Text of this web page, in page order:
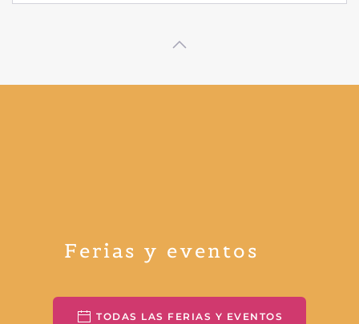
Ferias y eventos
TODAS LAS FERIAS Y EVENTOS